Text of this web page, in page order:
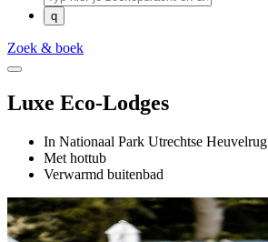
Zoek & boek
Luxe Eco-Lodges
In Nationaal Park Utrechtse Heuvelrug
Met hottub
Verwarmd buitenbad